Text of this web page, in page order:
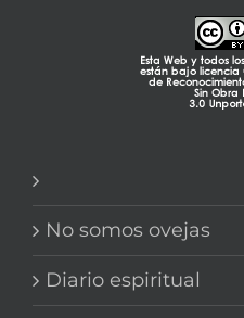
No somos ovejas
Diario espiritual